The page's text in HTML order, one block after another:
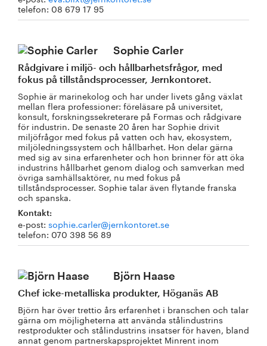
telefon: 08 679 17 95
Sophie Carler
Rådgivare i miljö- och hållbarhetsfrågor, med
fokus på tillståndsprocesser, Jernkontoret.
Sophie är marinekolog och har under livets gång växlat
mellan flera professioner: föreläsare på universitet,
konsult, forskningssekreterare på Formas och rådgivare
för industrin. De senaste 20 åren har Sophie drivit
miljöfrågor med fokus på vatten och hav, ekosystem,
miljöledningssystem och hållbarhet. Hon delar gärna
med sig av sina erfarenheter och hon brinner för att öka
industrins hållbarhet genom dialog och samverkan med
övriga samhällsaktörer, nu med fokus på
tillståndsprocesser. Sophie talar även flytande franska
och spanska.
Kontakt:
e-post: sophie.carler@jernkontoret.se
telefon: 070 398 56 89
Björn Haase
Chef icke-metalliska produkter, Höganäs AB
Björn har över trettio års erfarenhet i branschen och talar
gärna om möjligheterna att använda stålindustrins
restprodukter och stålindustrins insatser för haven, bland
annat genom partnerskapsprojektet Minrent inom